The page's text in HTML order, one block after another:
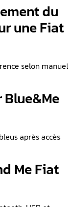
du
une Fiat
selon manuel
après accès
Me Fiat